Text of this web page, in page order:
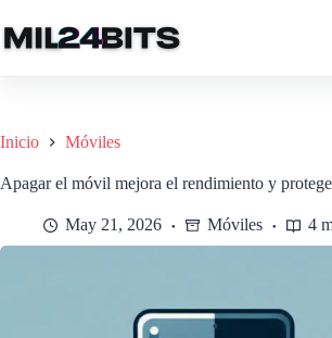
al
contenido
Inicio Móviles
Apagar el móvil mejora el rendimiento y
May 21, 2026 Móviles 4